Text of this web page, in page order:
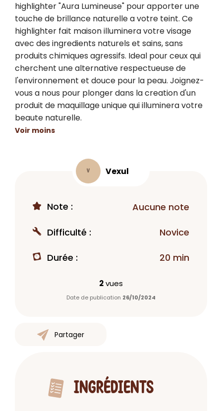
highlighter "Aura Lumineuse" pour apporter une
touche de brillance naturelle a votre teint. Ce
highlighter fait maison illuminera votre visage
avec des ingredients naturels et sains, sans
produits chimiques agressifs. Ideal pour ceux qui
cherchent une alternative respectueuse de
l'environnement et douce pour la peau. Joignez-
vous a nous pour plonger dans la creation d'un
produit de maquillage unique qui illuminera votre
beaute naturelle.
Voir moins
V Vexul
Note : Aucune note
Difficulté : Novice
Durée : 20 min
2vues
Date de publication 26/10/2024
Partager
INGRÉDIENTS